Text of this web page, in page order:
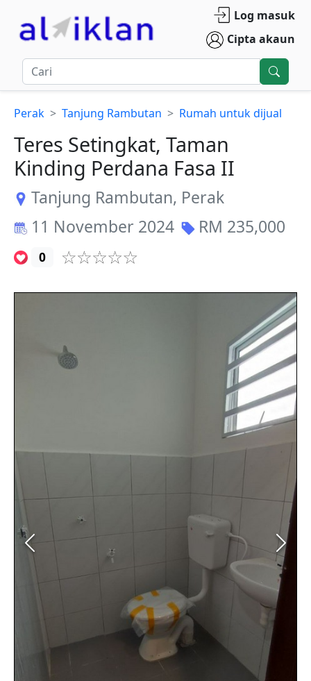
Log masuk
Cipta akaun
Perak Tanjung Rambutan Rumah untuk dijual
Teres Setingkat, Taman
Kinding Perdana Fasa II
Tanjung Rambutan, Perak
11 November 2024
RM 235,000
0